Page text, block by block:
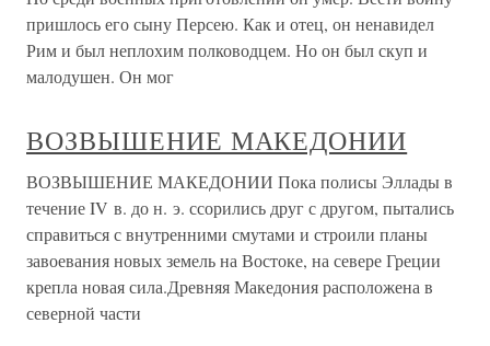
пришлось его сыну Персею. Как и отец, он ненавидел
Рим и был неплохим полководцем. Но он был скуп и
малодушен. Он мог
ВОЗВЫШЕНИЕ МАКЕДОНИИ
ВОЗВЫШЕНИЕ МАКЕДОНИИ Пока полисы Эллады в
течение IV в. до н. э. ссорились друг с другом, пытались
справиться с внутренними смутами и строили планы
завоевания новых земель на Востоке, на севере Греции
крепла новая сила.Древняя Македония расположена в
северной части